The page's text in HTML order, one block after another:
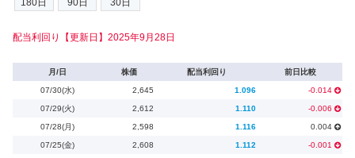
配当利回り【更新日】2025年9月28日
月/日 株価 配当利回り 前日比較
07/30(水) 2,645 1.096 -0.014
07/29(火) 2,612 1.110 -0.006
07/28(月) 2,598 1.116 0.004
07/25(金) 2,608 1.112 -0.001